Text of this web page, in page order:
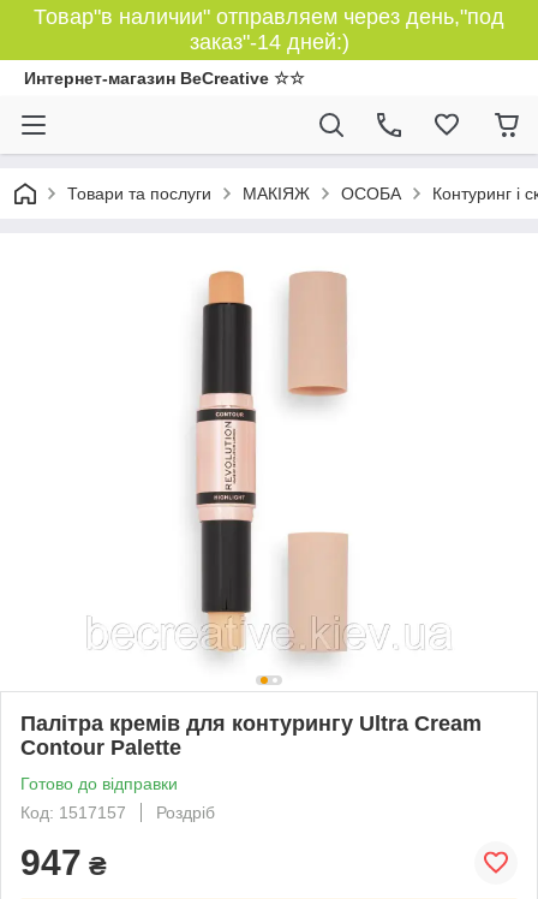
Товар"в наличии" отправляем через день,"под
заказ"-14 дней:)
Интернет-магазин BeCreative ☆☆
Товари та послуги МАКІЯЖ ОСОБА Контуринг і
Палітра кремів для контурингу Ultra Cream
Contour Palette
Готово до відправки
Код: 1517157
Роздріб
947 ₴